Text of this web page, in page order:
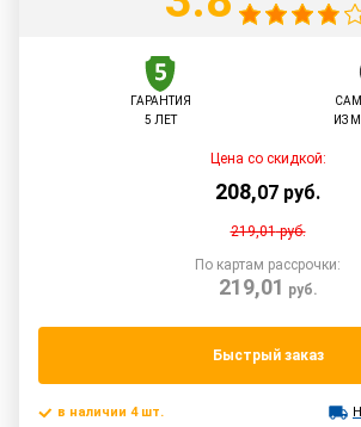
ГАРАНТИЯ
5 ЛЕТ
ИЗ
Цена со скидкой:
208,07 руб.
219,01руб.
По картам рассрочки:
219,01 руб.
Быстрый заказ
в наличии 4 шт.